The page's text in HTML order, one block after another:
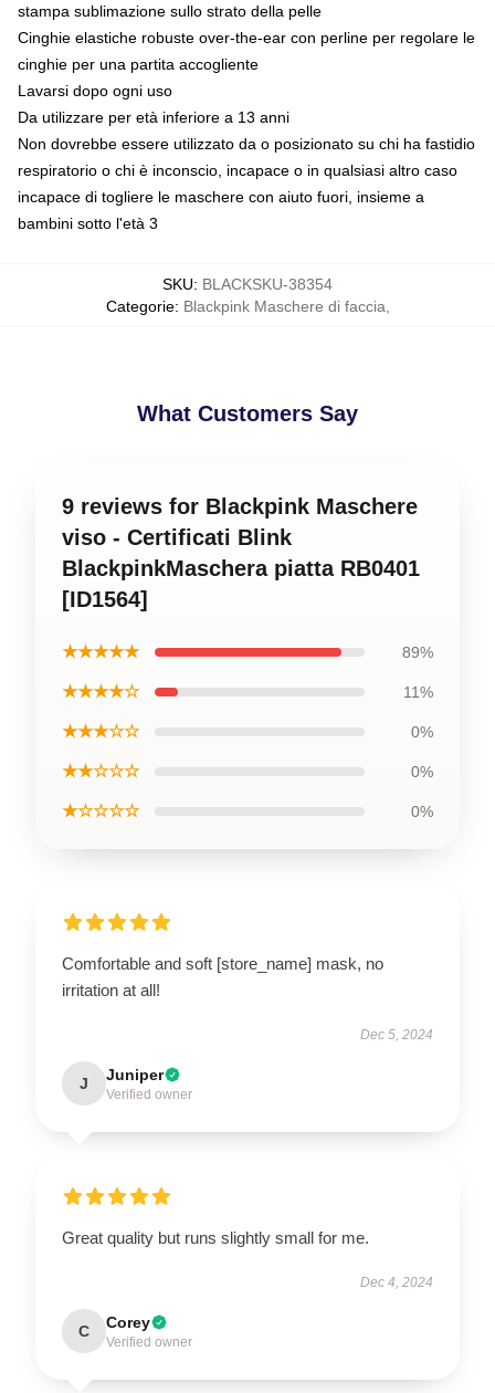
stampa sublimazione sullo strato della pelle
Cinghie elastiche robuste over-the-ear con perline per regolare le
cinghie per una partita accogliente
Lavarsi dopo ogni uso
Da utilizzare per età inferiore a 13 anni
Non dovrebbe essere utilizzato da o posizionato su chi ha fastidio
respiratorio o chi è inconscio, incapace o in qualsiasi altro caso
incapace di togliere le maschere con aiuto fuori, insieme a
bambini sotto l'età 3
SKU: BLACKSKU-38354
Categorie: Blackpink Maschere di faccia
What Customers Say
9 reviews for Blackpink Maschere
viso - Certificati Blink
BlackpinkMaschera piatta RB0401
[ID1564]
★★★★★ 89%
★★★★☆ 11%
★★★☆☆ 0%
★★☆☆☆ 0%
★☆☆☆☆ 0%
Comfortable and soft [store_name] mask, no
irritation at all!
Dec 5, 2024
J Juniper
Verified owner
Great quality but runs slightly small for me.
Dec 4, 2024
C Corey
Verified owner